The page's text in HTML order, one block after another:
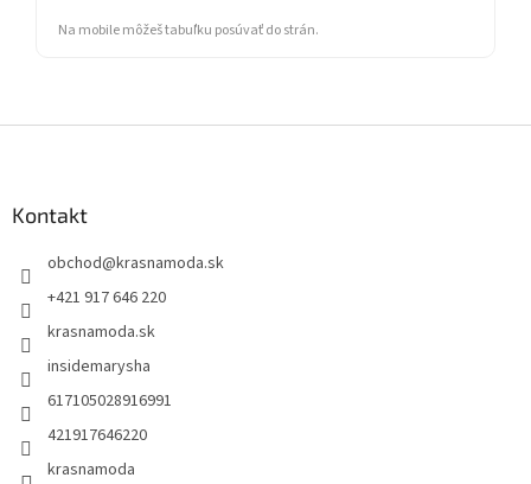
Na mobile môžeš tabuľku posúvať do strán.
Kontakt
obchod@krasnamoda.sk
+421 917 646 220
krasnamoda.sk
insidemarysha
617105028916991
421917646220
krasnamoda